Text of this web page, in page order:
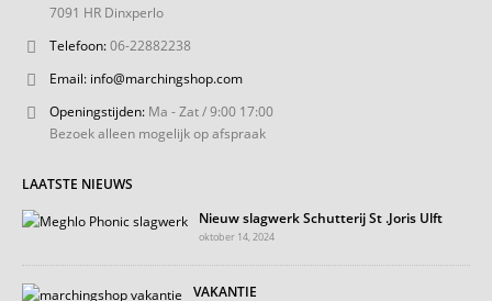
7091 HR Dinxperlo
Telefoon:06-22882238
Email: info@marchingshop.com
Openingstijden: Ma - Zat / 9:00 17:00
Bezoek alleen mogelijk op afspraak
LAATSTE NIEUWS
Nieuw slagwerk Schutterij St .Joris Ulft
oktober 14, 2024
VAKANTIE